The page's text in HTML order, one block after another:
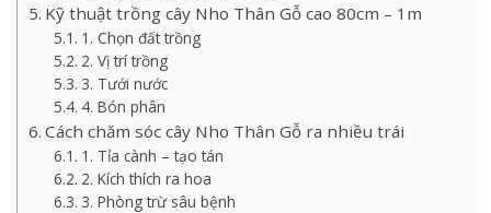
Kỹ thuật trồng cây Nho Thân Gỗ cao 80cm – 1m
1. Chọn đất trồng
2. Vị trí trồng
3. Tưới nước
4. Bón phân
Cách chăm sóc cây Nho Thân Gỗ ra nhiều trái
1. Tỉa cành – tạo tán
2. Kích thích ra hoa
3. Phòng trừ sâu bệnh